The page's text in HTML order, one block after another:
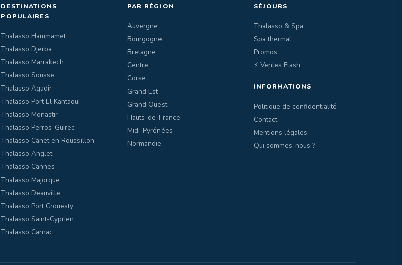
DESTINATIONS
POPULAIRES
Thalasso Hammamet
Thalasso Djerba
Thalasso Marrakech
Thalasso Sousse
Thalasso Agadir
Thalasso Port El Kantaoui
Thalasso Monastir
Thalasso Perros-Guirec
Thalasso Canet en Roussillon
Thalasso Anglet
Thalasso Cannes
Thalasso Majorque
Thalasso Deauville
Thalasso Port Crouesty
Thalasso Saint-Cyprien
Thalasso Carnac
PAR RÉGION
Auvergne
Bourgogne
Bretagne
Centre
Corse
Grand Est
Grand Ouest
Hauts-de-France
Midi-Pyrénées
Normandie
SÉJOURS
Thalasso & Spa
Spa thermal
Promos
⚡ Ventes Flash
INFORMATIONS
Politique de confidentialité
Contact
Mentions légales
Qui sommes-nous ?